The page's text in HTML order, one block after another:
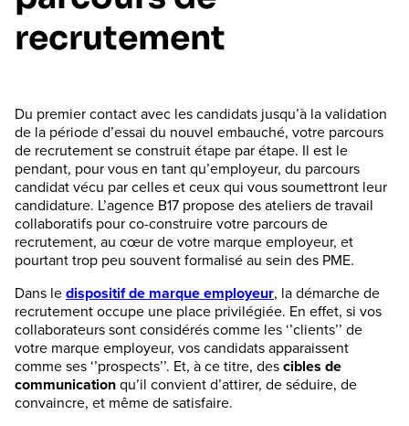
recrutement
Du premier contact avec les candidats jusqu’à la validation
de la période d’essai du nouvel embauché, votre parcours
de recrutement se construit étape par étape. Il est le
pendant, pour vous en tant qu’employeur, du parcours
candidat vécu par celles et ceux qui vous soumettront leur
candidature. L’agence B17 propose des ateliers de travail
collaboratifs pour co-construire votre parcours de
recrutement, au cœur de votre marque employeur, et
pourtant trop peu souvent formalisé au sein des PME.
Dans ledispositif de marque employeur, la démarche de
recrutement occupe une place privilégiée. En effet, si vos
collaborateurs sont considérés comme les ‘’clients’’ de
votre marque employeur, vos candidats apparaissent
comme ses ‘’prospects’’. Et, à ce titre, descibles de
communicationqu’il convient d’attirer, de séduire, de
convaincre, et même de satisfaire.